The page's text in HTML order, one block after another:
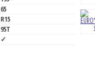
65
R15
95T
✓